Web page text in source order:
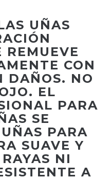
UÑAS
REMUEVE
CON
DAÑOS. NO
EL
PARA
SE
PARA
SUAVE Y
NI
A